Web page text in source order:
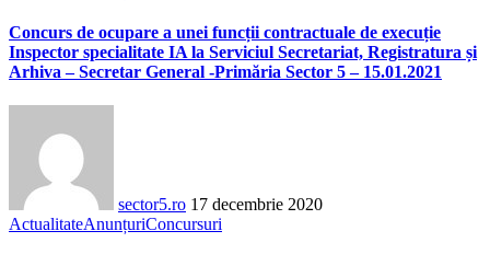
Concurs de ocupare a unei funcții contractuale de execuție
Inspector specialitate IA la Serviciul Secretariat, Registratura și
Arhiva – Secretar General -Primăria Sector 5 – 15.01.2021
sector5.ro 17 decembrie 2020
ActualitateAnunțuriConcursuri